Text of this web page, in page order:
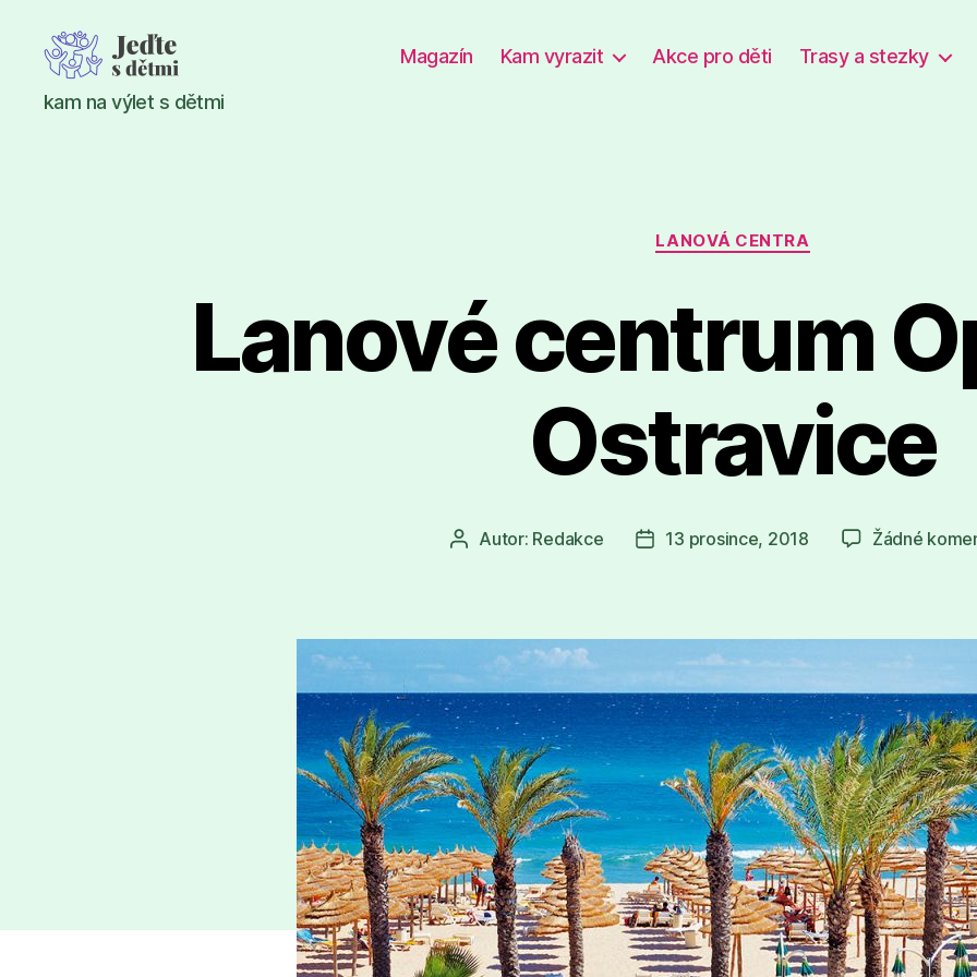
Jeďte
s
kam na výlet s dětmi
Magazín Kam vyrazit Akce pro děti Trasy a stezky
Rubriky
LANOVÁ CENTRA
Lanové centrum
Ostravice
AutorAutor: Redakce
Datum
13 prosince, 2018 Žádné